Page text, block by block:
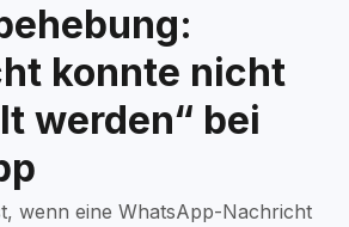
konnte nicht
werden“ bei
wenn eine WhatsApp-Nachricht